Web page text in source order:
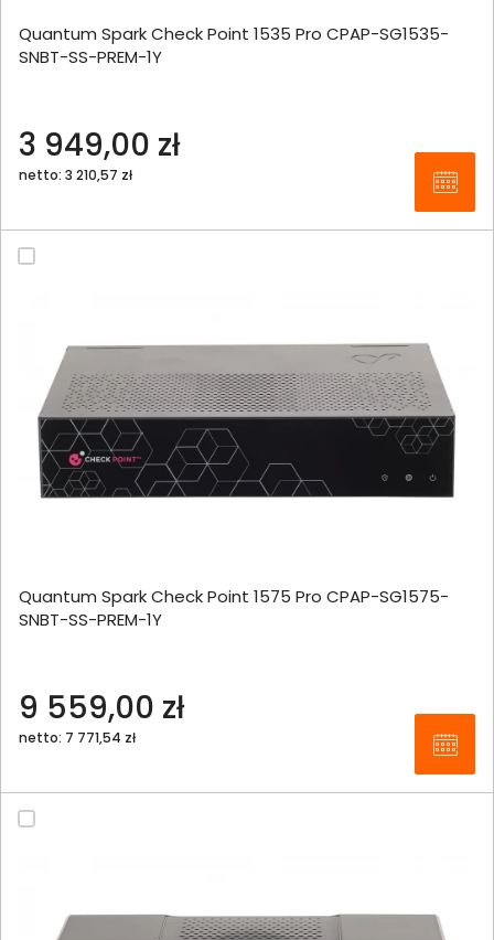
Quantum Spark Check Point 1535 Pro CPAP-SG1535-
SNBT-SS-PREM-1Y
3 949,00 zł
netto: 3 210,57 zł
Quantum Spark Check Point 1575 Pro CPAP-SG1575-
SNBT-SS-PREM-1Y
9 559,00 zł
netto: 7 771,54 zł